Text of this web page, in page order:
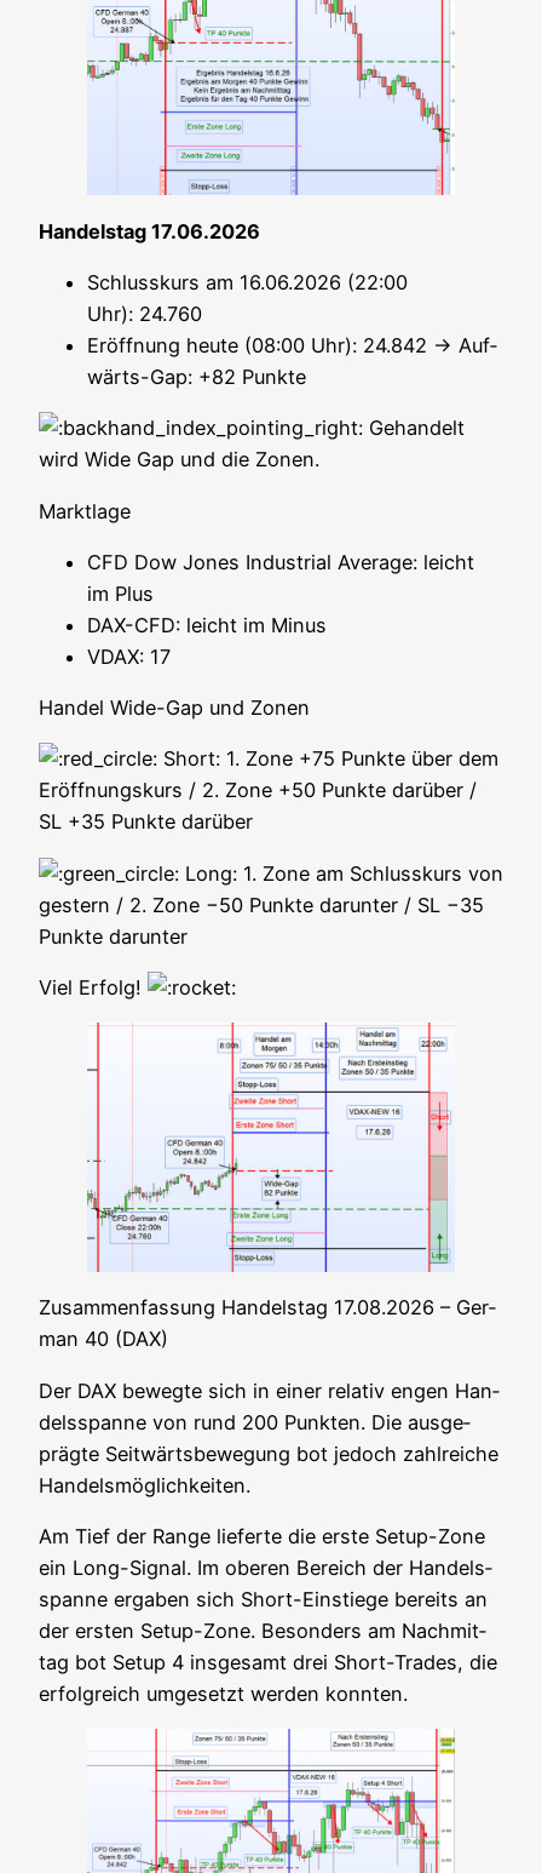
Han­dels­tag 17.06.2026
Schluss­kurs am 16.06.2026 (22:00
Uhr): 24.760
Eröff­nung heu­te (08:00 Uhr): 24.842 → Auf­
wärts-Gap: +82 Punkte
Gehan­delt
wird Wide Gap und die Zonen.
Markt­la­ge
CFD Dow Jones Indus­tri­al Avera­ge: leicht
im Plus
DAX-CFD: leicht im Minus
VDAX: 17
Han­del Wide-Gap und Zonen
Short: 1. Zone +75 Punk­te über dem
Eröff­nungs­kurs / 2. Zone +50 Punk­te dar­über /
SL +35 Punk­te darüber
Long: 1. Zone am Schluss­kurs von
ges­tern / 2. Zone −50 Punk­te dar­un­ter / SL −35
Punk­te darunter
Viel Erfolg!
Zusam­men­fas­sung Han­dels­tag 17.08.2026 – Ger­
man 40 (DAX)
Der DAX beweg­te sich in einer rela­tiv engen Han­
dels­span­ne von rund 200 Punk­ten. Die aus­ge­
präg­te Seit­wärts­be­we­gung bot jedoch zahl­rei­che
Handelsmöglichkeiten.
Am Tief der Ran­ge lie­fer­te die ers­te Set­up-Zone
ein Long-Signal. Im obe­ren Bereich der Han­dels­
span­ne erga­ben sich Short-Ein­stie­ge bereits an
der ers­ten Set­up-Zone. Beson­ders am Nach­mit­
tag bot Set­up 4 ins­ge­samt drei Short-Trades, die
erfolg­reich umge­setzt wer­den konnten.